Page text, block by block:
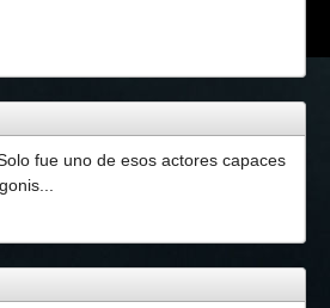
fue uno de esos actores capaces